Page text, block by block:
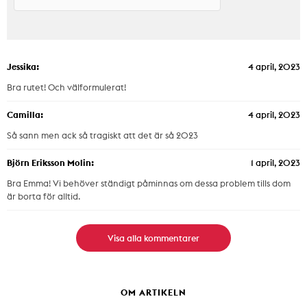
Jessika:
4 april, 2023
Bra rutet! Och välformulerat!
Camilla:
4 april, 2023
Så sann men ack så tragiskt att det är så 2023
Björn Eriksson Molin:
1 april, 2023
Bra Emma! Vi behöver ständigt påminnas om dessa problem tills dom
är borta för alltid.
Visa alla kommentarer
OM ARTIKELN